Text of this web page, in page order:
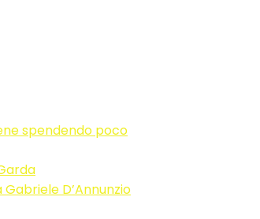
spendendo poco
D’Annunzio